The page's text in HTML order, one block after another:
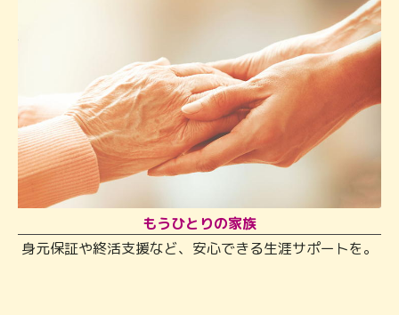
もうひとりの家族
身元保証や終活支援など、安心できる生涯サポートを。